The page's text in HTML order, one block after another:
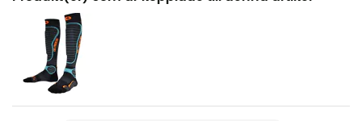
Touring Skidåkning
Vikt